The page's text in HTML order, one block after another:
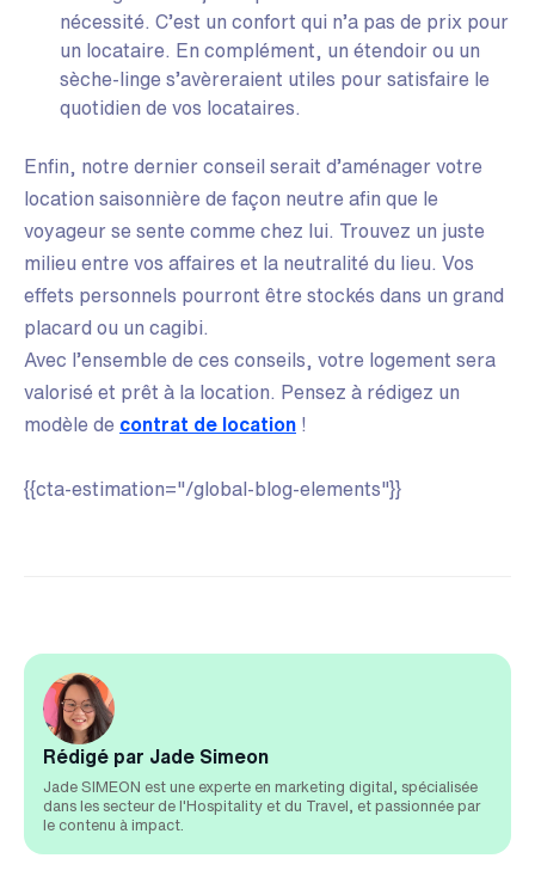
nécessité. C’est un confort qui n’a pas de prix pour
un locataire. En complément, un étendoir ou un
sèche-linge s’avèreraient utiles pour satisfaire le
quotidien de vos locataires.
Enfin, notre dernier conseil serait d’aménager votre
location saisonnière de façon neutre afin que le
voyageur se sente comme chez lui. Trouvez un juste
milieu entre vos affaires et la neutralité du lieu. Vos
effets personnels pourront être stockés dans un grand
placard ou un cagibi.
Avec l’ensemble de ces conseils, votre logement sera
valorisé et prêt à la location. Pensez à rédigez un
modèle de contrat de location !
{{cta-estimation="/global-blog-elements"}}
Rédigé par Jade Simeon
Jade SIMEON est une experte en marketing digital, spécialisée
dans les secteur de l'Hospitality et du Travel, et passionnée par
le contenu à impact.